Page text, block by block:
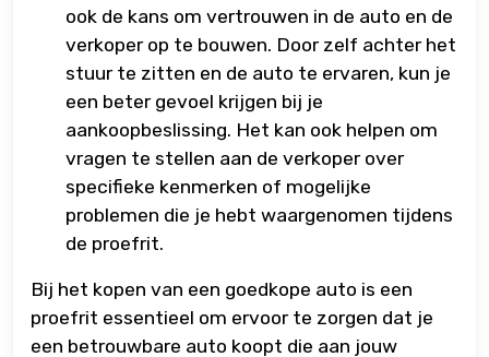
ook de kans om vertrouwen in de auto en de
verkoper op te bouwen. Door zelf achter het
stuur te zitten en de auto te ervaren, kun je
een beter gevoel krijgen bij je
aankoopbeslissing. Het kan ook helpen om
vragen te stellen aan de verkoper over
specifieke kenmerken of mogelijke
problemen die je hebt waargenomen tijdens
de proefrit.
Bij het kopen van een goedkope auto is een
proefrit essentieel om ervoor te zorgen dat je
een betrouwbare auto koopt die aan jouw